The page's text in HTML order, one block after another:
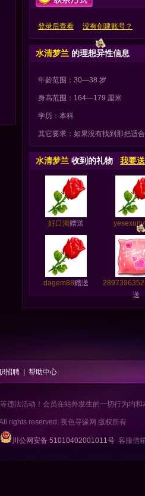
登录后查看 没有创建账号？
水清梦兰 的理想异性信息
年龄范围：30—38 岁
身高范围：164—179 厘米
学历：本科
其它要求：如果没有找到那把适
水清梦兰 收到的礼物 我要
好口渴赠送 yesexuny
dagem88赠送
送
招聘 帮助中心
违法活动！会员在站外发生的一切行为均
rights reserved. 夜色寻缘网 版权所有
川公网安备 51010402001011号 客服信